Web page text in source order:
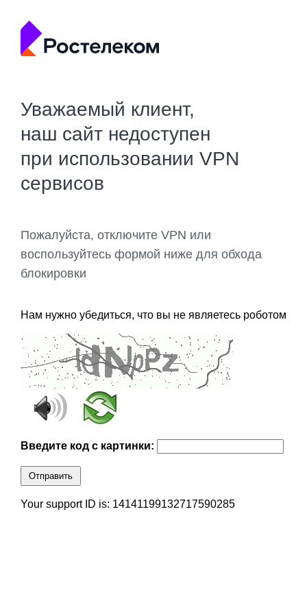
Уважаемый клиент,
наш сайт недоступен
при использовании VPN
сервисов
Пожалуйста, отключите VPN или
воспользуйтесь формой ниже для обхода
блокировки
Нам нужно убедиться, что вы не являетесь роботом
Введите код с картинки:
Отправить
Your support ID is: 14141199132717590285